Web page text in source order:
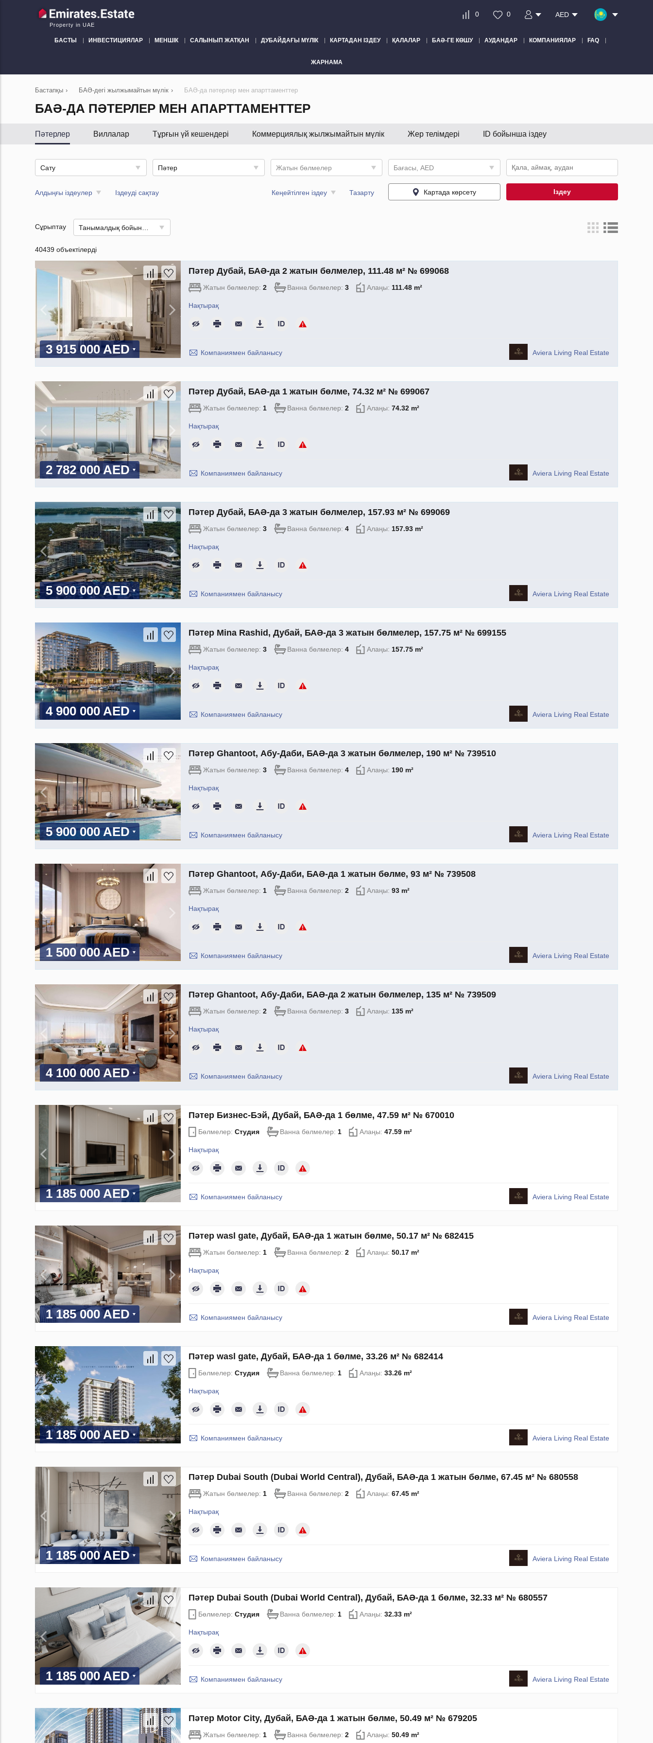
Property in UAE
0 0 AED
БАСТЫ ИНВЕСТИЦИЯЛАР МЕНШІК САЛЫНЫП ЖАТҚАН ДУБАЙДАҒЫ МҮЛІК КАРТАДАН ІЗДЕУ ҚАЛАЛАР БАӘ-ГЕ КӨШУ АУДАНДАР КОМПАНИЯЛАР FAQ
ЖАРНАМА
Бастапқы › БАӘ-дегі жылжымайтын мүлік › БАӘ-да пәтерлер мен апарттаменттер
БАӘ-ДА ПӘТЕРЛЕР МЕН АПАРТТАМЕНТТЕР
Пәтерлер Виллалар Тұрғын үй кешендері Коммерциялық жылжымайтын мүлік Жер телімдері ID бойынша іздеу
Сату Пәтер Жатын бөлмелер Бағасы, AED
Алдыңғы іздеулер Іздеуді сақтау Кеңейтілген іздеу Тазарту Картада көрсету Іздеу
Сұрыптау
40439 объектілерді
3 915 000 AED
Пәтер Дубай, БАӘ-да 2 жатын бөлмелер, 111.48 м² № 699068
Жатын бөлмелер: 2 Ванна бөлмелер: 3 Алаңы: 111.48 m²
Нақтырақ
Компаниямен байланысу Aviera Living Real Estate
2 782 000 AED
Пәтер Дубай, БАӘ-да 1 жатын бөлме, 74.32 м² № 699067
Жатын бөлмелер: 1 Ванна бөлмелер: 2 Алаңы: 74.32 m²
Нақтырақ
Компаниямен байланысу Aviera Living Real Estate
5 900 000 AED
Пәтер Дубай, БАӘ-да 3 жатын бөлмелер, 157.93 м² № 699069
Жатын бөлмелер: 3 Ванна бөлмелер: 4 Алаңы: 157.93 m²
Нақтырақ
Компаниямен байланысу Aviera Living Real Estate
4 900 000 AED
Пәтер Mina Rashid, Дубай, БАӘ-да 3 жатын бөлмелер, 157.75 м² № 699155
Жатын бөлмелер: 3 Ванна бөлмелер: 4 Алаңы: 157.75 m²
Нақтырақ
Компаниямен байланысу Aviera Living Real Estate
5 900 000 AED
Пәтер Ghantoot, Абу-Даби, БАӘ-да 3 жатын бөлмелер, 190 м² № 739510
Жатын бөлмелер: 3 Ванна бөлмелер: 4 Алаңы: 190 m²
Нақтырақ
Компаниямен байланысу Aviera Living Real Estate
1 500 000 AED
Пәтер Ghantoot, Абу-Даби, БАӘ-да 1 жатын бөлме, 93 м² № 739508
Жатын бөлмелер: 1 Ванна бөлмелер: 2 Алаңы: 93 m²
Нақтырақ
Компаниямен байланысу Aviera Living Real Estate
4 100 000 AED
Пәтер Ghantoot, Абу-Даби, БАӘ-да 2 жатын бөлмелер, 135 м² № 739509
Жатын бөлмелер: 2 Ванна бөлмелер: 3 Алаңы: 135 m²
Нақтырақ
Компаниямен байланысу Aviera Living Real Estate
1 185 000 AED
Пәтер Бизнес-Бэй, Дубай, БАӘ-да 1 бөлме, 47.59 м² № 670010
Бөлмелер: Студия Ванна бөлмелер: 1 Алаңы: 47.59 m²
Нақтырақ
Компаниямен байланысу Aviera Living Real Estate
1 185 000 AED
Пәтер wasl gate, Дубай, БАӘ-да 1 жатын бөлме, 50.17 м² № 682415
Жатын бөлмелер: 1 Ванна бөлмелер: 2 Алаңы: 50.17 m²
Нақтырақ
Компаниямен байланысу Aviera Living Real Estate
1 185 000 AED
Пәтер wasl gate, Дубай, БАӘ-да 1 бөлме, 33.26 м² № 682414
Бөлмелер: Студия Ванна бөлмелер: 1 Алаңы: 33.26 m²
Нақтырақ
Компаниямен байланысу Aviera Living Real Estate
1 185 000 AED
Пәтер Dubai South (Dubai World Central), Дубай, БАӘ-да 1 жатын бөлме, 67.45 м² № 680558
Жатын бөлмелер: 1 Ванна бөлмелер: 2 Алаңы: 67.45 m²
Нақтырақ
Компаниямен байланысу Aviera Living Real Estate
1 185 000 AED
Пәтер Dubai South (Dubai World Central), Дубай, БАӘ-да 1 бөлме, 32.33 м² № 680557
Бөлмелер: Студия Ванна бөлмелер: 1 Алаңы: 32.33 m²
Нақтырақ
Компаниямен байланысу Aviera Living Real Estate
Пәтер Motor City, Дубай, БАӘ-да 1 жатын бөлме, 50.49 м² № 679205
Жатын бөлмелер: 1 Ванна бөлмелер: 2 Алаңы: 50.49 m²